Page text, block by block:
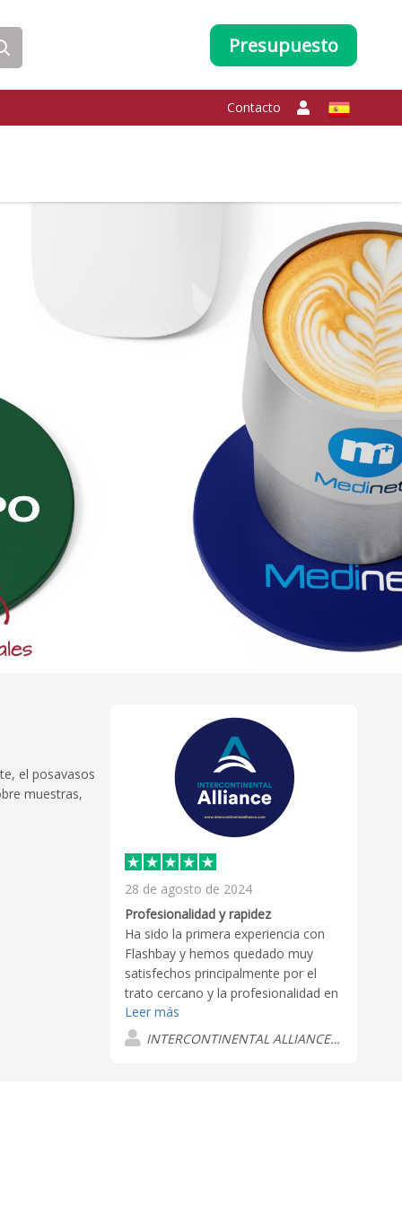
Presupuesto
Contacto
el posavasos
muestras,
28 de agosto de 2024
Profesionalidad y rapidez
Ha sido la primera experiencia con
Flashbay y hemos quedado muy
satisfechos principalmente por el
trato cercano y la profesionalidad en
todo el proceso. La personalizacion
del producto que hemos pedido así
como la calidad del mismo es acorde
Leer más
INTERCONTINENTAL ALLIANCE S.L.